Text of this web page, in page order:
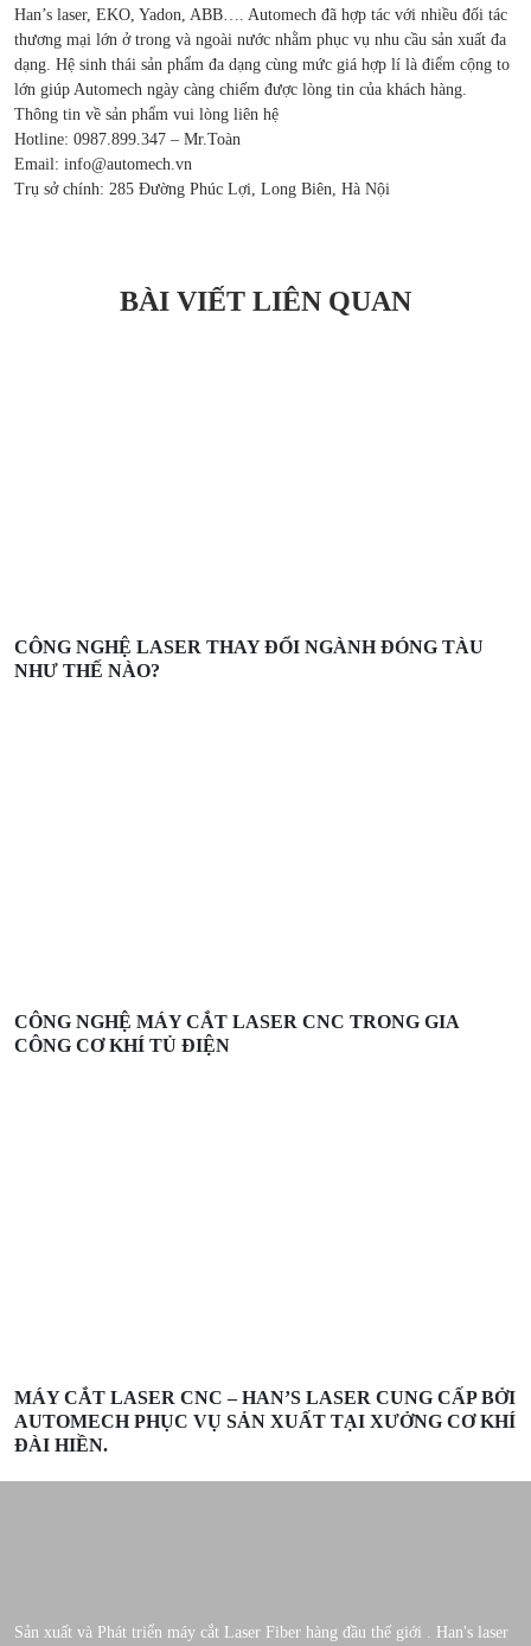
Han’s laser, EKO, Yadon, ABB…. Automech đã hợp tác với nhiều đối tác
thương mại lớn ở trong và ngoài nước nhằm phục vụ nhu cầu sản xuất đa
dạng. Hệ sinh thái sản phẩm đa dạng cùng mức giá hợp lí là điểm cộng to
lớn giúp Automech ngày càng chiếm được lòng tin của khách hàng.
Thông tin về sản phẩm vui lòng liên hệ
Hotline: 0987.899.347 – Mr.Toàn
Email: info@automech.vn
Trụ sở chính: 285 Đường Phúc Lợi, Long Biên, Hà Nội
BÀI VIẾT LIÊN QUAN
CÔNG NGHỆ LASER THAY ĐỔI NGÀNH ĐÓNG TÀU
NHƯ THẾ NÀO?
CÔNG NGHỆ MÁY CẮT LASER CNC TRONG GIA
CÔNG CƠ KHÍ TỦ ĐIỆN
MÁY CẮT LASER CNC – HAN’S LASER CUNG CẤP BỞI
AUTOMECH PHỤC VỤ SẢN XUẤT TẠI XƯỞNG CƠ KHÍ
ĐÀI HIỀN.
Sản xuất và Phát triển máy cắt Laser Fiber hàng đầu thế giới . Han's laser